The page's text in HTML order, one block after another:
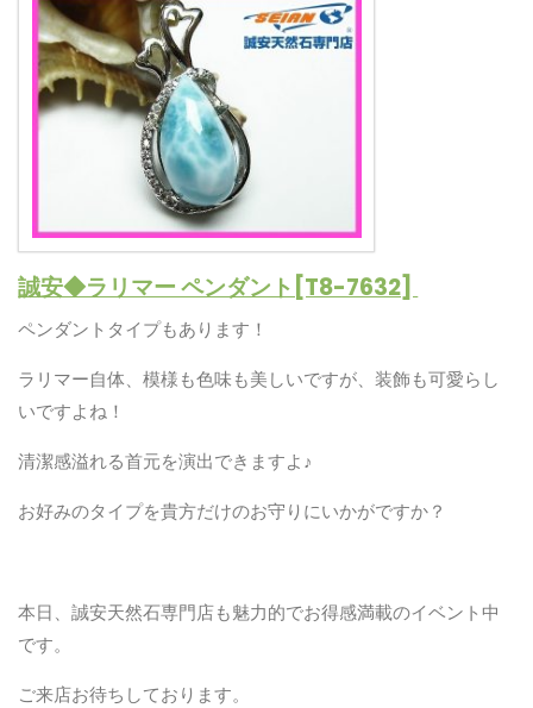
誠安◆ラリマー ペンダント[T8-7632]
ペンダントタイプもあります！
ラリマー自体、模様も色味も美しいですが、装飾も可愛らし
いですよね！
清潔感溢れる首元を演出できますよ♪
お好みのタイプを貴方だけのお守りにいかがですか？
本日、誠安天然石専門店も魅力的でお得感満載のイベント中
です。
ご来店お待ちしております。